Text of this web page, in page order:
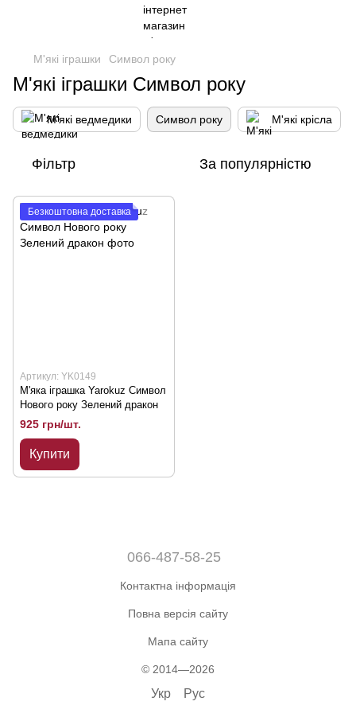
М'які іграшки Символ року
М'які іграшки Символ року
М'які ведмедики Символ року М'які крісла
Фільтр За популярністю
Безкоштовна доставка
Артикул: YK0149
М'яка іграшка Yarokuz Символ
Нового року Зелений дракон
925 грн/шт.
Купити
066-487-58-25
Контактна інформація
Повна версія сайту
Мапа сайту
© 2014—2026
Укр Рус